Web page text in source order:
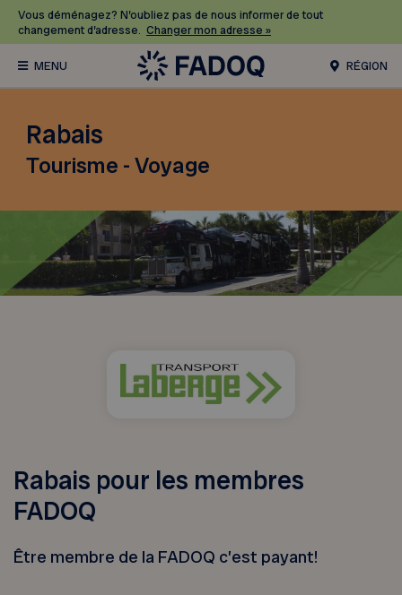
Vous déménagez? N’oubliez pas de nous informer de tout
changement d’adresse. Changer mon adresse »
RÉGION
Rabais
Tourisme - Voyage
Rabais pour les membres
FADOQ
Être membre de la FADOQ c’est payant!